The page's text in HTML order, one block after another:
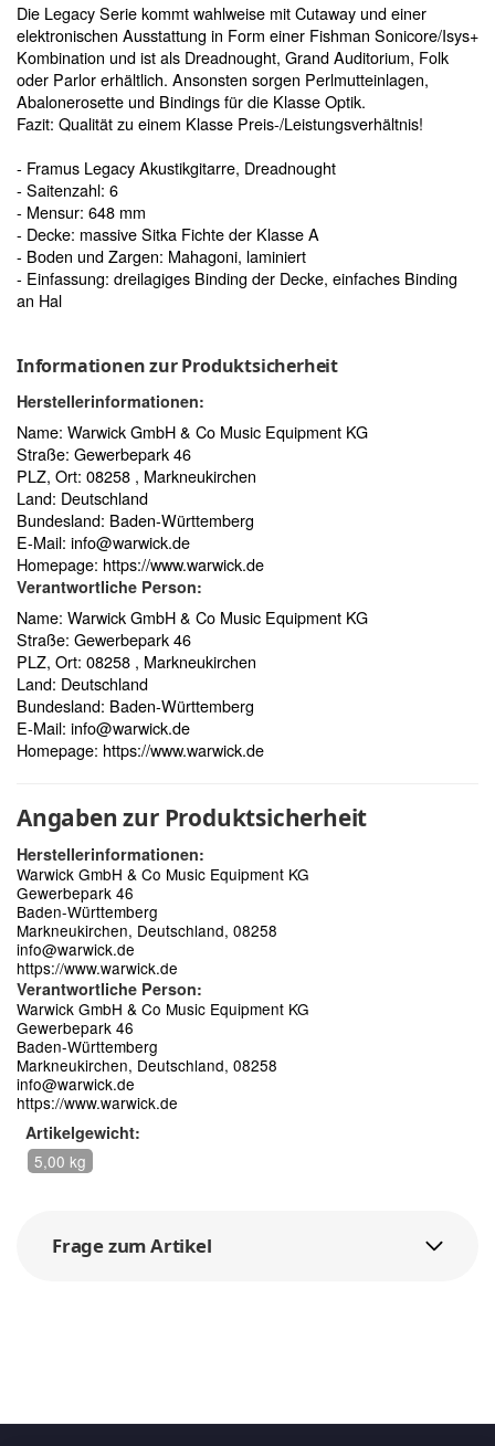
Die Legacy Serie kommt wahlweise mit Cutaway und einer
elektronischen Ausstattung in Form einer Fishman Sonicore/Isys+
Kombination und ist als Dreadnought, Grand Auditorium, Folk
oder Parlor erhältlich. Ansonsten sorgen Perlmutteinlagen,
Abalonerosette und Bindings für die Klasse Optik.
Fazit: Qualität zu einem Klasse Preis-/Leistungsverhältnis!
- Framus Legacy Akustikgitarre, Dreadnought
- Saitenzahl: 6
- Mensur: 648 mm
- Decke: massive Sitka Fichte der Klasse A
- Boden und Zargen: Mahagoni, laminiert
- Einfassung: dreilagiges Binding der Decke, einfaches Binding
an Hal
Informationen zur Produktsicherheit
Herstellerinformationen:
Name: Warwick GmbH & Co Music Equipment KG
Straße: Gewerbepark 46
PLZ, Ort: 08258 , Markneukirchen
Land: Deutschland
Bundesland: Baden-Württemberg
E-Mail: info@warwick.de
Homepage: https://www.warwick.de
Verantwortliche Person:
Name: Warwick GmbH & Co Music Equipment KG
Straße: Gewerbepark 46
PLZ, Ort: 08258 , Markneukirchen
Land: Deutschland
Bundesland: Baden-Württemberg
E-Mail: info@warwick.de
Homepage: https://www.warwick.de
Angaben zur Produktsicherheit
Herstellerinformationen:
Warwick GmbH & Co Music Equipment KG
Gewerbepark 46
Baden-Württemberg
Markneukirchen, Deutschland, 08258
info@warwick.de
https://www.warwick.de
Verantwortliche Person:
Warwick GmbH & Co Music Equipment KG
Gewerbepark 46
Baden-Württemberg
Markneukirchen, Deutschland, 08258
info@warwick.de
https://www.warwick.de
Artikelgewicht:
5,00 kg
Frage zum Artikel